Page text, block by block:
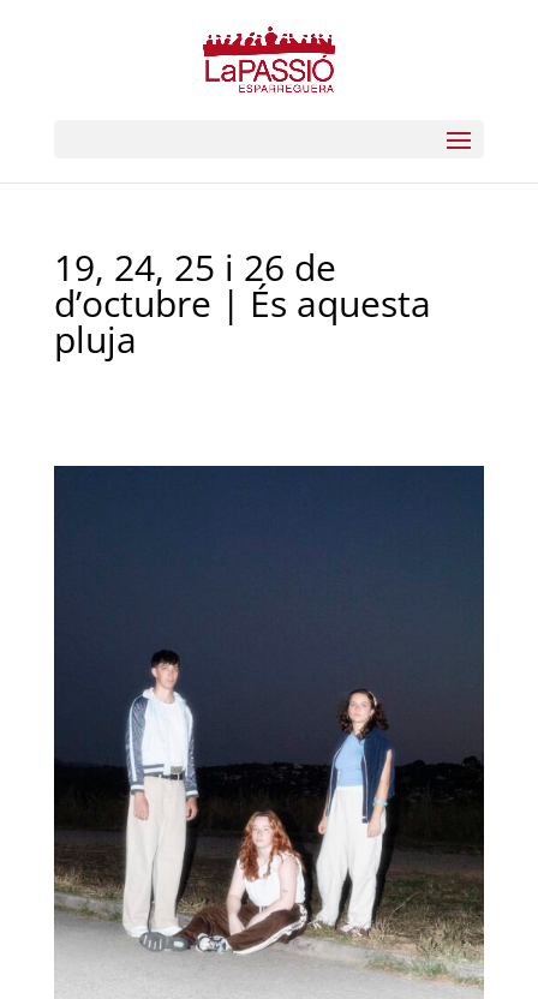
19, 24, 25 i 26 de
d’octubre | És aquesta
pluja